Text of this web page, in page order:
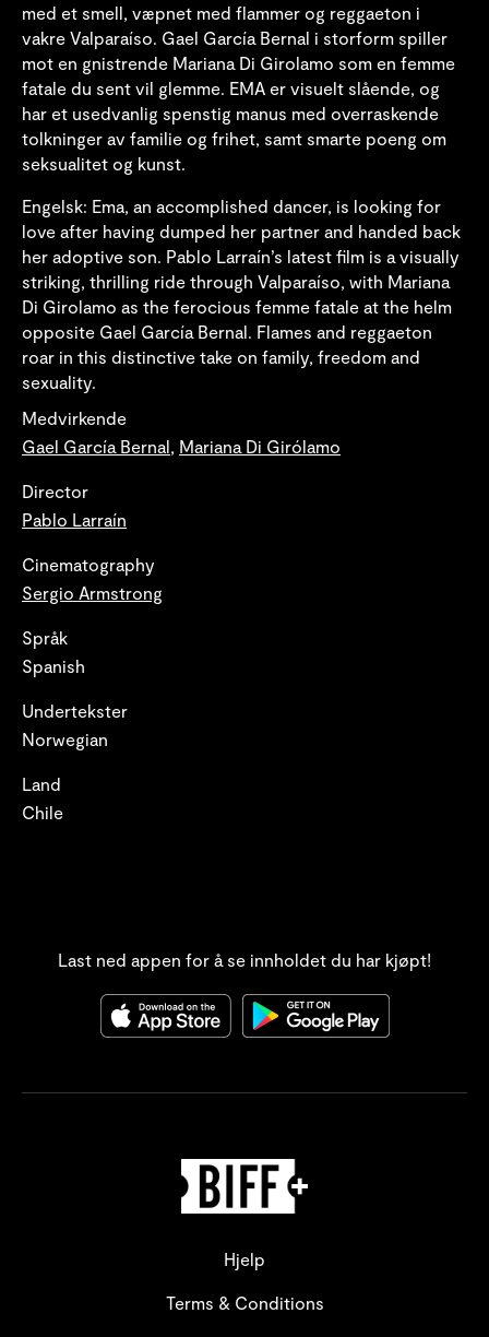
med et smell, væpnet med flammer og reggaeton i
vakre Valparaíso. Gael García Bernal i storform spiller
mot en gnistrende Mariana Di Girolamo som en femme
fatale du sent vil glemme. EMA er visuelt slående, og
har et usedvanlig spenstig manus med overraskende
tolkninger av familie og frihet, samt smarte poeng om
seksualitet og kunst.
Engelsk: Ema, an accomplished dancer, is looking for
love after having dumped her partner and handed back
her adoptive son. Pablo Larraín’s latest film is a visually
striking, thrilling ride through Valparaíso, with Mariana
Di Girolamo as the ferocious femme fatale at the helm
opposite Gael García Bernal. Flames and reggaeton
roar in this distinctive take on family, freedom and
sexuality.
Medvirkende
Gael García Bernal Mariana Di Girólamo
Director
Pablo Larraín
Cinematography
Sergio Armstrong
Språk
Spanish
Undertekster
Norwegian
Land
Chile
Last ned appen for å se innholdet du har kjøpt!
Hjelp
Terms & Conditions